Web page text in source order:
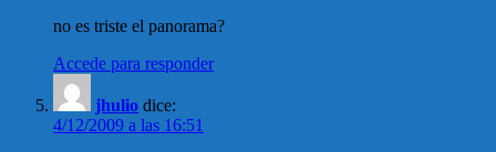
no es triste el panorama?
Accede para responder
jhulio dice:
4/12/2009 a las 16:51